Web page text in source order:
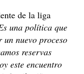
de la liga
una política que
un nuevo proceso
reservas
este encuentro